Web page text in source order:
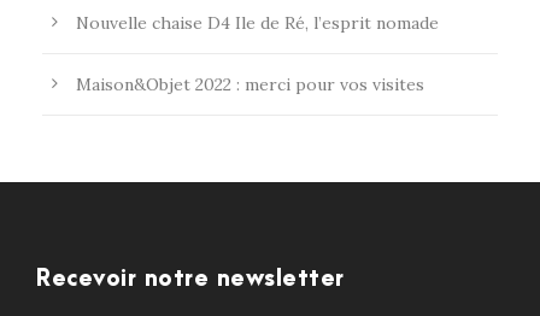
Nouvelle chaise D4 Ile de Ré, l’esprit nomade
Maison&Objet 2022 : merci pour vos visites
Recevoir notre newsletter